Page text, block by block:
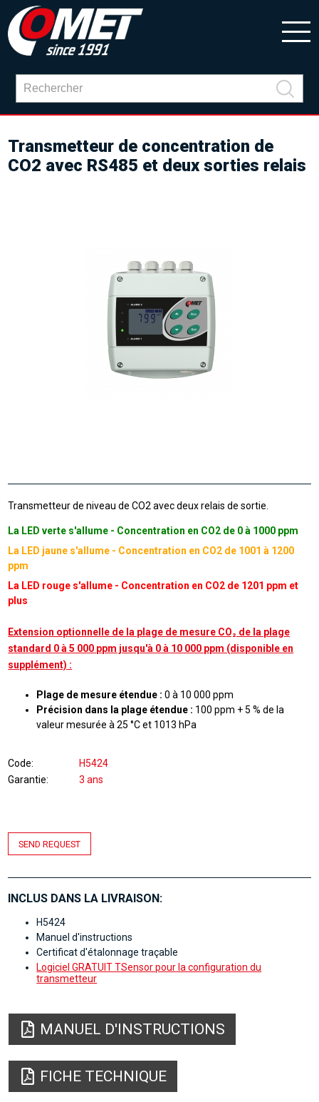
Transmetteur de concentration de
CO2 avec RS485 et deux sorties relais
Transmetteur de niveau de CO2 avec deux relais de sortie.
La LED verte s'allume - Concentration en CO2 de 0 à 1000 ppm
La LED jaune s'allume - Concentration en CO2 de 1001 à 1200
ppm
La LED rouge s'allume - Concentration en CO2 de 1201 ppm et
plus
Extension optionnelle de la plage de mesure CO₂ de la plage
standard 0 à 5 000 ppm jusqu'à 0 à 10 000 ppm (disponible en
supplément) :
Plage de mesure étendue : 0 à 10 000 ppm
Précision dans la plage étendue : 100 ppm + 5 % de la
valeur mesurée à 25 °C et 1013 hPa
Code
H5424
Garantie
3 ans
SEND REQUEST
INCLUS DANS LA LIVRAISON:
H5424
Manuel d'instructions
Certificat d'étalonnage traçable
Logiciel GRATUIT TSensor pour la configuration du
transmetteur
MANUEL D'INSTRUCTIONS
FICHE TECHNIQUE